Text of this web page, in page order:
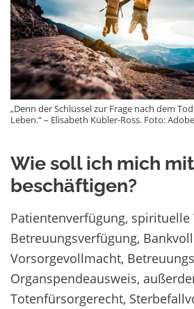
„Denn der Schlüssel zur Frage nach dem
Leben.“ – Elisabeth Kübler-Ross. Foto:
Wie soll ich mich
beschäftigen?
Patientenverfügung, spirituelle
Betreuungsverfügung,
Vorsorgevollmacht,
Organspendeausweis,
Totenfürsorgerecht,